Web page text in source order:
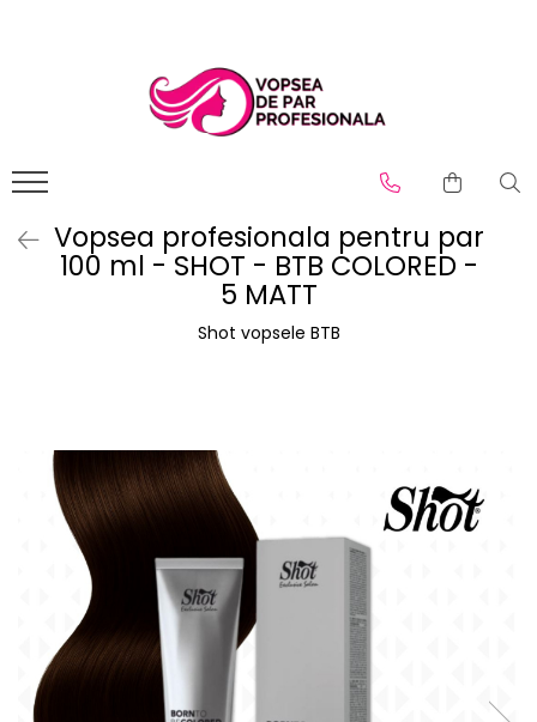
SHOT
Vopsea profesionala pentru par
100 ml - SHOT - BTB COLORED -
5 MATT
Shot vopsele BTB